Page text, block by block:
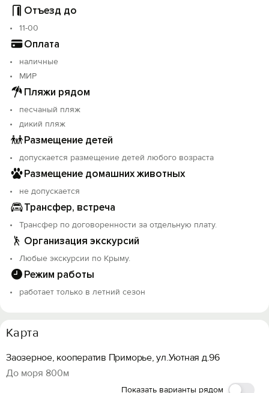
Отъезд до
11-00
Оплата
наличные
МИР
Пляжи рядом
песчаный пляж
дикий пляж
Размещение детей
допускается размещение детей любого возраста
Размещение домашних животных
не допускается
Трансфер, встреча
Трансфер по договоренности за отдельную плату.
Организация экскурсий
Любые экскурсии по Крыму.
Режим работы
работает только в летний сезон
Карта
Заозерное, кооператив Приморье, ул.Уютная д.96
До моря 800м
Показать варианты рядом